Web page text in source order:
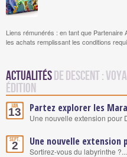
Liens rémunérés : en tant que
les achats remplissant les conditions
Actualités de Descent :
édition
Jan.
13 Partez explorer les
Une nouvelle extension pour
Sept.
2 Une nouvelle extension
Sortirez-vous du labyrinthe ?...